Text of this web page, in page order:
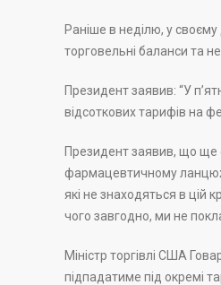
Раніше в неділю, у своєму
торговельні баланси та
Президент заявив: “У
відсоткових тарифів на
Президент заявив, що ще
фармацевтичному
які не знаходяться в цій
чого завгодно, ми не
Міністр торгівлі США
підпадатиме під окремі